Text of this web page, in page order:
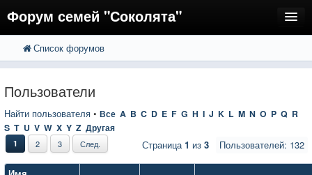
Форум семей "Соколята"
FAQ
Вход
Список форумов
Пользователи
Найти пользователя • Все A B C D E F G H I J K L M N O P Q R
S T U V W X Y Z Другая
Пользователей: 132
1 2 3 След. Страница1 из 3